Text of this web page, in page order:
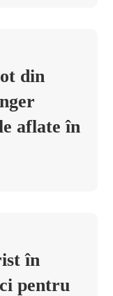
din
aflate în
în
pentru